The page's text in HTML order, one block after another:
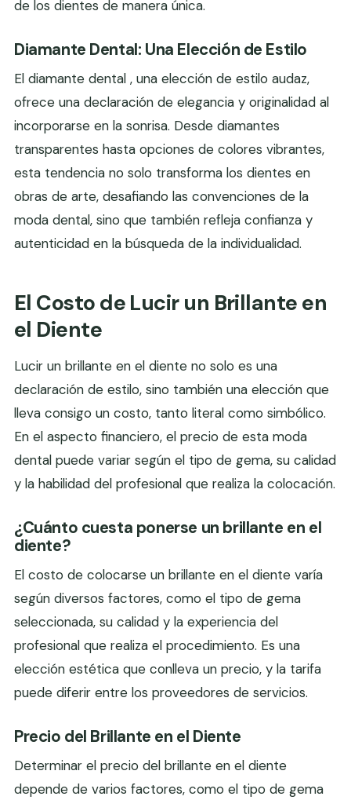
de los dientes de manera única.
Diamante Dental: Una Elección de Estilo
El diamante dental , una elección de estilo audaz,
ofrece una declaración de elegancia y originalidad al
incorporarse en la sonrisa. Desde diamantes
transparentes hasta opciones de colores vibrantes,
esta tendencia no solo transforma los dientes en
obras de arte, desafiando las convenciones de la
moda dental, sino que también refleja confianza y
autenticidad en la búsqueda de la individualidad.
El Costo de Lucir un Brillante en
el Diente
Lucir un brillante en el diente no solo es una
declaración de estilo, sino también una elección que
lleva consigo un costo, tanto literal como simbólico.
En el aspecto financiero, el precio de esta moda
dental puede variar según el tipo de gema, su calidad
y la habilidad del profesional que realiza la colocación.
¿Cuánto cuesta ponerse un brillante en el
diente?
El costo de colocarse un brillante en el diente varía
según diversos factores, como el tipo de gema
seleccionada, su calidad y la experiencia del
profesional que realiza el procedimiento. Es una
elección estética que conlleva un precio, y la tarifa
puede diferir entre los proveedores de servicios.
Precio del Brillante en el Diente
Determinar el precio del brillante en el diente
depende de varios factores, como el tipo de gema